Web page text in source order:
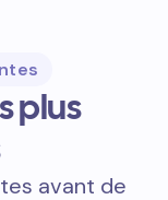
plus
avant de